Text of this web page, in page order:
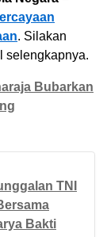
. Silakan
selengkapnya.
Bubarkan
TNI
Bakti